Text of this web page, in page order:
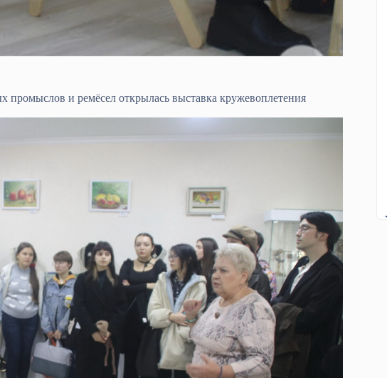
и ремёсел открылась выставка кружевоплетения